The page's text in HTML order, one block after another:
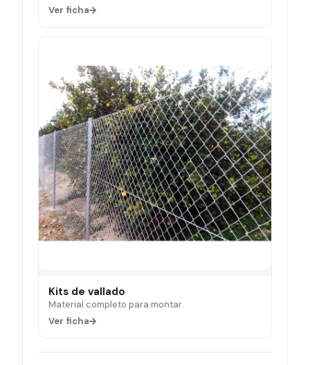
Ver ficha
Kits de vallado
Material completo para montar.
Ver ficha